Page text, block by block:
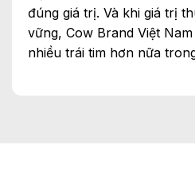
đúng giá trị. Và khi giá trị
vững, Cow Brand Việt
nhiều trái tim hơn nữa